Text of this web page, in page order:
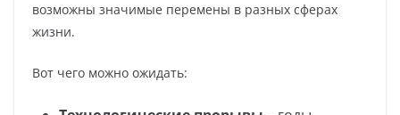
возможны значимые перемены в разных сферах
жизни.
Вот чего можно ожидать: